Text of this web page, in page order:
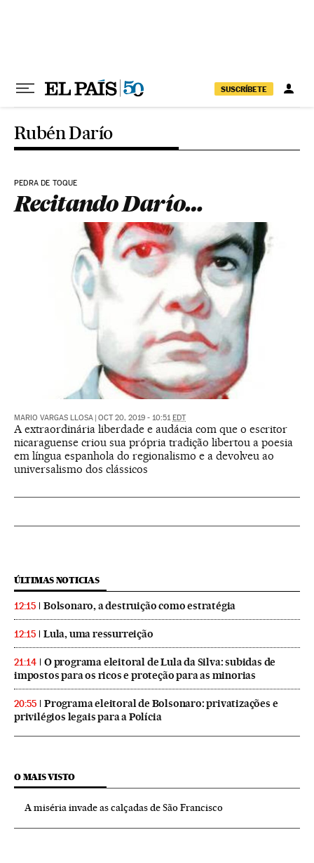
SUSCRÍBETE
Rubén Darío
PEDRA DE TOQUE
Recitando Darío…
MARIO VARGAS LLOSA OCT 20, 2019 - 10:51 EDT
A extraordinária liberdade e audácia com que o escritor
nicaraguense criou sua própria tradição libertou a poesia
em língua espanhola do regionalismo e a devolveu ao
universalismo dos clássicos
ÚLTIMAS NOTICIAS
12:15 Bolsonaro, a destruição como estratégia
12:15 Lula, uma ressurreição
21:14
O programa eleitoral de Lula da Silva: subidas de
impostos para os ricos e proteção para as minorias
20:55
Programa eleitoral de Bolsonaro: privatizações e
privilégios legais para a Polícia
O MAIS VISTO
A miséria invade as calçadas de São Francisco